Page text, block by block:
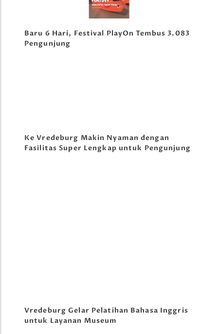
Baru 6 Hari, Festival PlayOn Tembus 3.083
Pengunjung
Ke Vredeburg Makin Nyaman dengan
Fasilitas Super Lengkap untuk Pengunjung
Vredeburg Gelar Pelatihan Bahasa Inggris
untuk Layanan Museum